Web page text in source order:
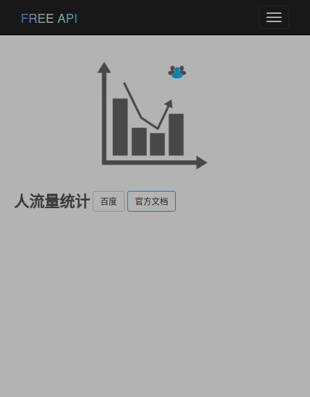
Toggle
FREE API
人流量统计 百度 官方文档